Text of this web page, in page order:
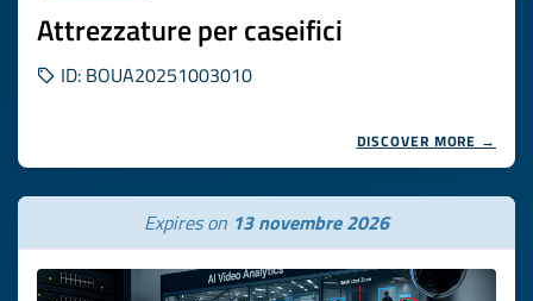
Attrezzature per caseifici
ID: BOUA20251003010
DISCOVER MORE →
Expires on 13 novembre 2026